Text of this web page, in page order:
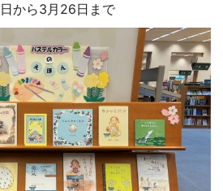
日から3月26日まで